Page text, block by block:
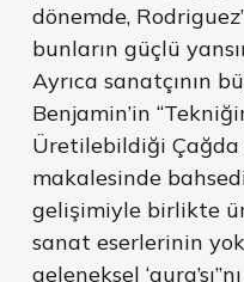
dönemde,
bunların güçlü
Ayrıca sanatçının
Benjamin’in
Üretilebildiği Çağda
makalesinde
gelişimiyle birlikte
sanat eserlerinin
geleneksel